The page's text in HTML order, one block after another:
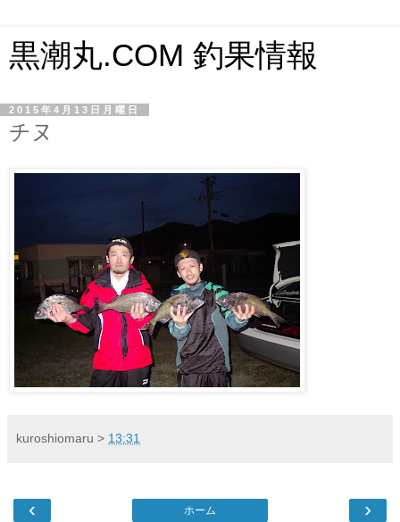
黒潮丸.COM 釣果情報
2015年4月13日月曜日
チヌ
kuroshiomaru > 13:31
‹ ›
ホーム